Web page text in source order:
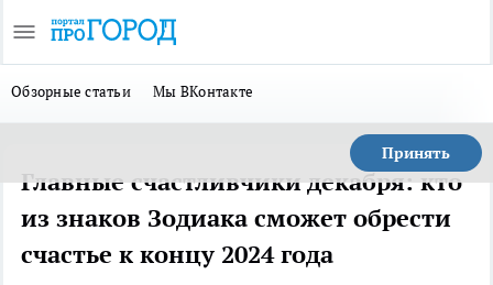
Обзорные статьи Мы ВКонтакте
Принять
Главные счастливчики декабря: кто
из знаков Зодиака сможет обрести
счастье к концу 2024 года